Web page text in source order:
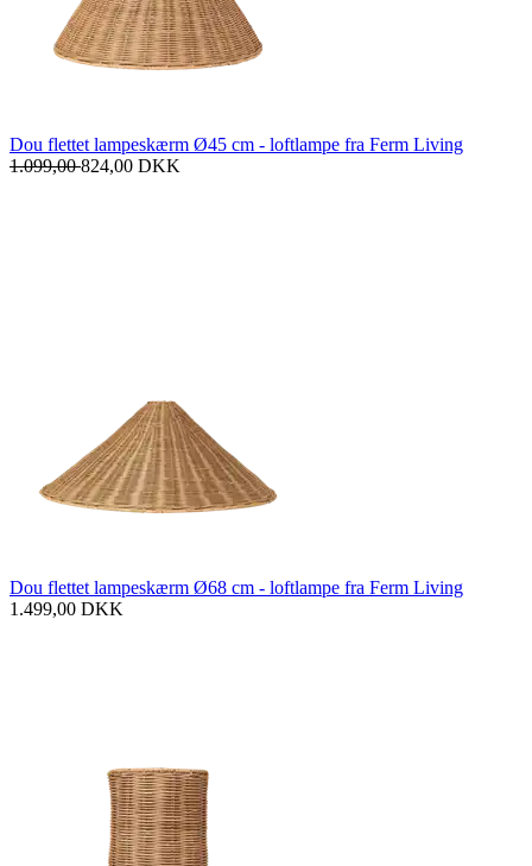
Dou flettet lampeskærm Ø45 cm - loftlampe fra Ferm Living
1.099,00824,00 DKK
Dou flettet lampeskærm Ø68 cm - loftlampe fra Ferm Living
1.499,00 DKK